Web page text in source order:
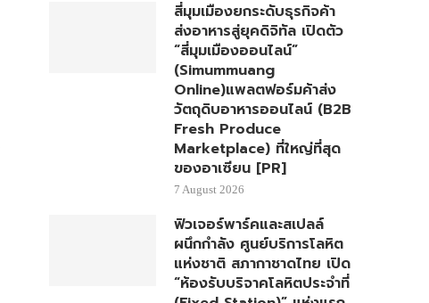
สี่มุมเมืองยกระดับธุรกิจค้า
ส่งอาหารสู่ยุคดิจิทัล เปิดตัว
“สี่มุมเมืองออนไลน์”
(Simummuang
Online)แพลตฟอร์มค้าส่ง
วัตถุดิบอาหารออนไลน์ (B2B
Fresh Produce
Marketplace) ที่ใหญ่ที่สุด
ของอาเซียน [PR]
7 August 2026
ฟิวเจอร์พาร์คและสเปลล์
ผนึกกำลัง ศูนย์บริการโลหิต
แห่งชาติ สภากาชาดไทย เปิด
“ห้องรับบริจาคโลหิตประจำที่